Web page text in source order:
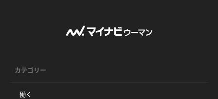
カテゴリー
働く